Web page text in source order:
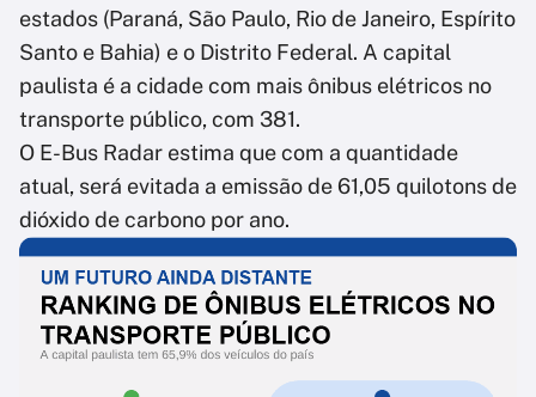
estados (Paraná, São Paulo, Rio de Janeiro, Espírito
Santo e Bahia) e o Distrito Federal. A capital
paulista é a cidade com mais ônibus elétricos no
transporte público, com 381.
O E-Bus Radar estima que com a quantidade
atual, será evitada a emissão de 61,05 quilotons de
dióxido de carbono por ano.